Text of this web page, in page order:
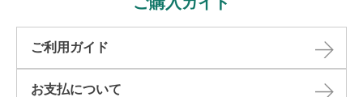
ご利用ガイド
お支払について